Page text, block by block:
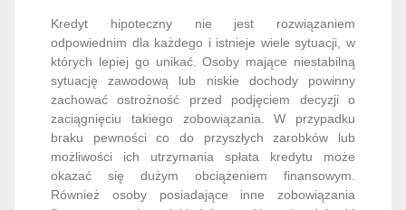
Kredyt hipoteczny nie jest rozwiązaniem
odpowiednim dla każdego i istnieje wiele sytuacji, w
których lepiej go unikać. Osoby mające niestabilną
sytuację zawodową lub niskie dochody powinny
zachować ostrożność przed podjęciem decyzji o
zaciągnięciu takiego zobowiązania. W przypadku
braku pewności co do przyszłych zarobków lub
możliwości ich utrzymania spłata kredytu może
okazać się dużym obciążeniem finansowym.
Również osoby posiadające inne zobowiązania